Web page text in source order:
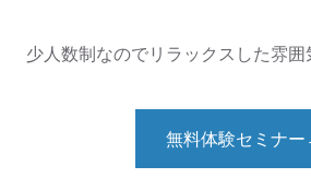
少人数制なのでリラックスした雰囲
無料体験セミナ